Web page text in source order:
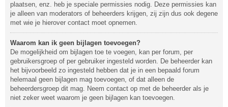
plaatsen, enz. heb je speciale permissies nodig. Deze permissies kan
je alleen van moderators of beheerders krijgen, zij zijn dus ook degene
met wie je hierover contact moet opnemen.
Waarom kan ik geen bijlagen toevoegen?
De mogelijkheid om bijlagen toe te voegen, kan per forum, per
gebruikersgroep of per gebruiker ingesteld worden. De beheerder kan
het bijvoorbeeld zo ingesteld hebben dat je in een bepaald forum
helemaal geen bijlagen mag toevoegen, of dat alleen de
beheerdersgroep dit mag. Neem contact op met de beheerder als je
niet zeker weet waarom je geen bijlagen kan toevoegen.